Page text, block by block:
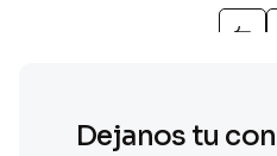
Dejanos tu